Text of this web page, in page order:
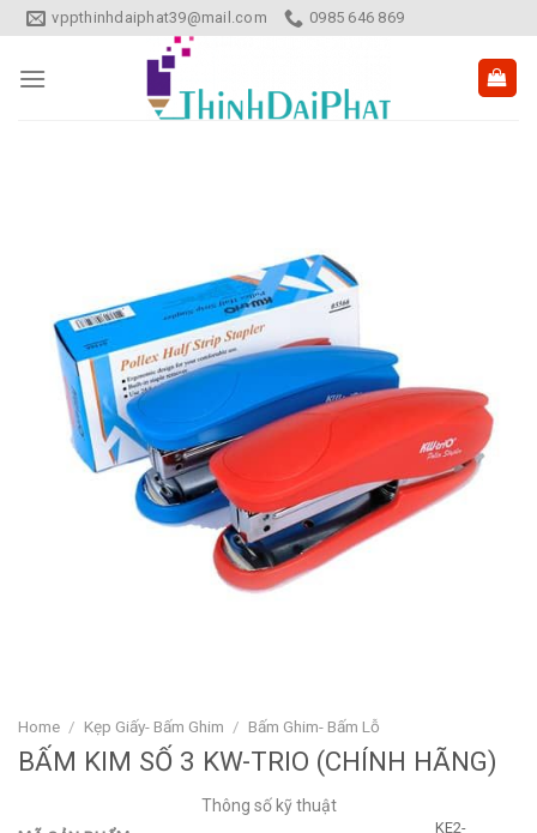
Skip
to
content
vppthinhdaiphat39@mail.com 0985 646 869
Home / Kẹp Giấy- Bấm Ghim / Bấm Ghim- Bấm Lỗ
BẤM KIM SỐ 3 KW-TRIO (CHÍNH HÃNG)
Thông số kỹ thuật
KE2-